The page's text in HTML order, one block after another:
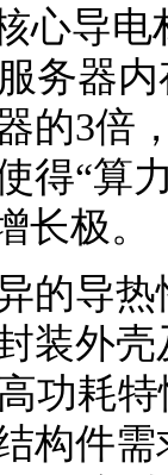
心导
务器
的3倍
得“算
长极。
的导
装外
功耗
构件